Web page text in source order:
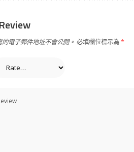
電子郵件地址不會公開。 必填欄位標示為*